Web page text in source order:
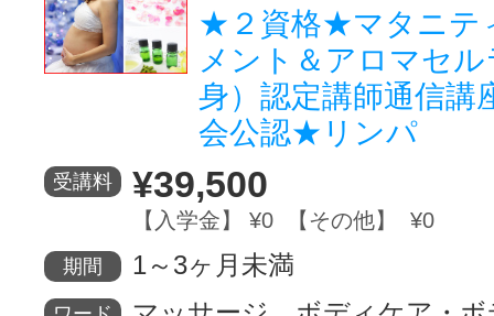
★２資格★マタニテ
メント＆アロマセ
身）認定講師通信
会公認★リンパ
受講料 ¥39,500
【入学金】 ¥0 【その他】 ¥0
期間 1～3ヶ月未満